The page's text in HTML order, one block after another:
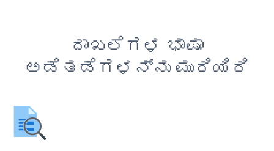
ದಾಖಲೆಗಳ ಭಾಷಾ
ಅಡೆತಡೆಗಳನ್ನು ಮುರಿಯಿರಿ